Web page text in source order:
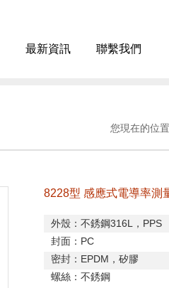
最新資訊 聯繫我們
您現在的位置
8228型 感應式電導率測
外殼：不銹鋼316L ， PPS
封面： PC
密封： EPDM ，矽膠
螺絲：不銹鋼